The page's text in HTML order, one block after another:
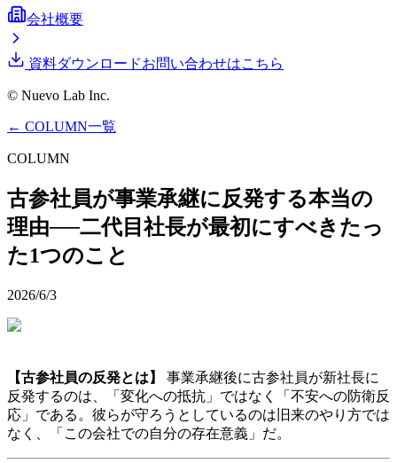
会社概要
資料ダウンロードお問い合わせはこちら
© Nuevo Lab Inc.
← COLUMN一覧
COLUMN
古参社員が事業承継に反発する本当の
理由──二代目社長が最初にすべきたっ
た1つのこと
2026/6/3
【古参社員の反発とは】
事業承継後に古参社員が新社長に
反発するのは、「変化への抵抗」ではなく「不安への防衛反
応」である。彼らが守ろうとしているのは旧来のやり方では
なく、「この会社での自分の存在意義」だ。